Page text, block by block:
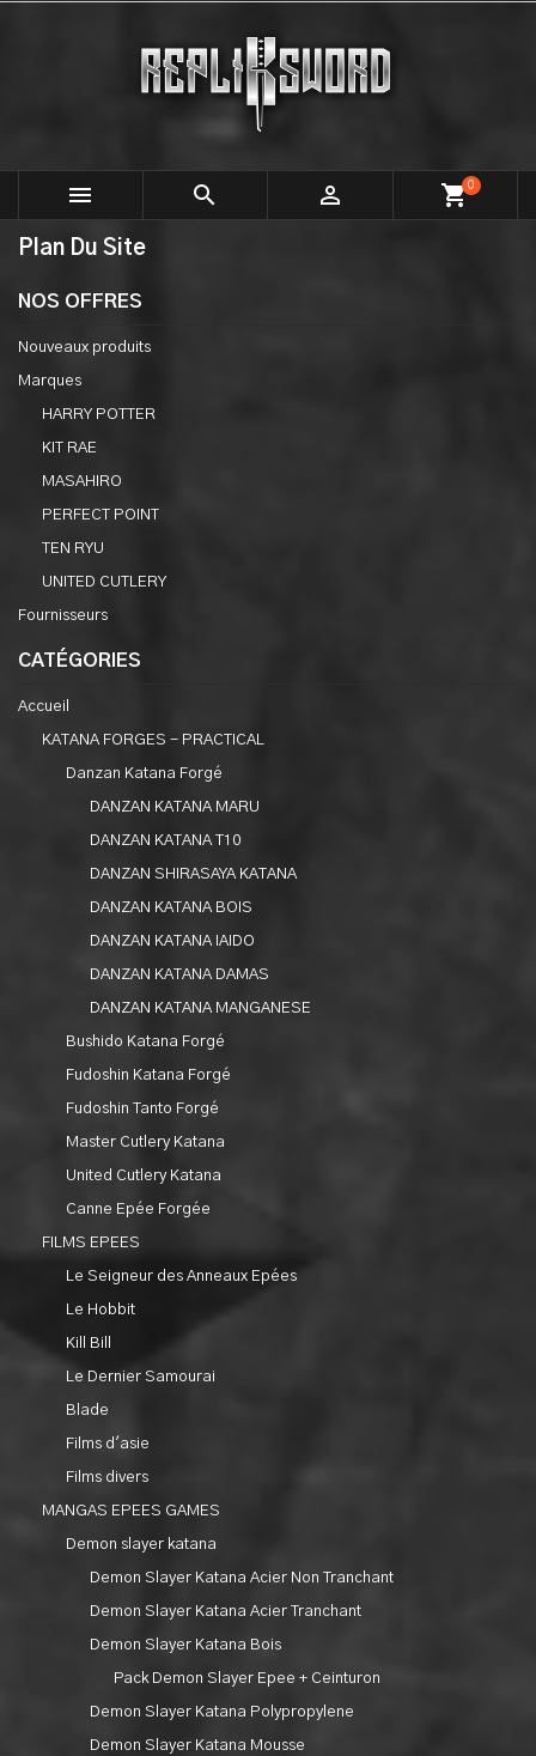
   shopping_cart0
Plan Du Site
NOS OFFRES
Nouveaux produits
Marques
HARRY POTTER
KIT RAE
MASAHIRO
PERFECT POINT
TEN RYU
UNITED CUTLERY
Fournisseurs
CATÉGORIES
Accueil
KATANA FORGES - PRACTICAL
Danzan Katana Forgé
DANZAN KATANA MARU
DANZAN KATANA T10
DANZAN SHIRASAYA KATANA
DANZAN KATANA BOIS
DANZAN KATANA IAIDO
DANZAN KATANA DAMAS
DANZAN KATANA MANGANESE
Bushido Katana Forgé
Fudoshin Katana Forgé
Fudoshin Tanto Forgé
Master Cutlery Katana
United Cutlery Katana
Canne Epée Forgée
FILMS EPEES
Le Seigneur des Anneaux Epées
Le Hobbit
Kill Bill
Le Dernier Samourai
Blade
Films d'asie
Films divers
MANGAS EPEES GAMES
Demon slayer katana
Demon Slayer Katana Acier Non Tranchant
Demon Slayer Katana Acier Tranchant
Demon Slayer Katana Bois
Pack Demon Slayer Epee + Ceinturon
Demon Slayer Katana Polypropylene
Demon Slayer Katana Mousse